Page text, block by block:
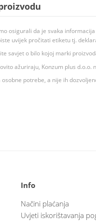
osigurali da je svaka
uvijek pročitati etiketu tj.
savjet o bilo kojoj marki
ažuriraju, Konzum plus
potrebe, a nije ih
Info
Načini plaćanja
Uvjeti iskorištavanja